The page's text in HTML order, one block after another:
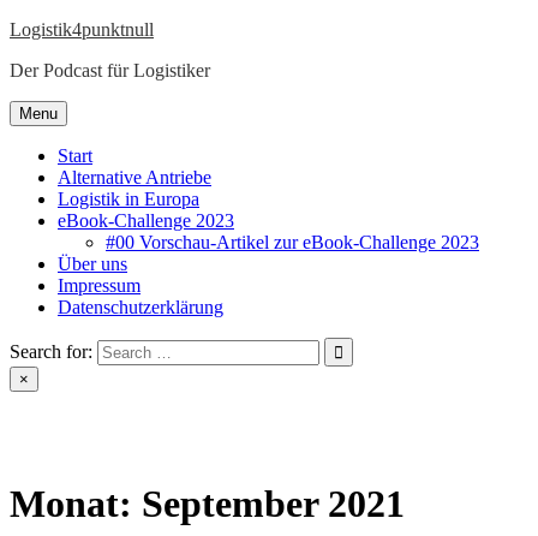
Skip
content
Logistik4punktnull
Der Podcast für Logistiker
Menu
Start
Alternative Antriebe
Logistik in Europa
eBook-Challenge 2023
#00 Vorschau-Artikel zur eBook-Challenge 2023
Über uns
Impressum
Datenschutzerklärung
Search for:
×
Monat: September 2021